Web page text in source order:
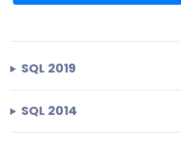
SQL 2019
SQL 2014